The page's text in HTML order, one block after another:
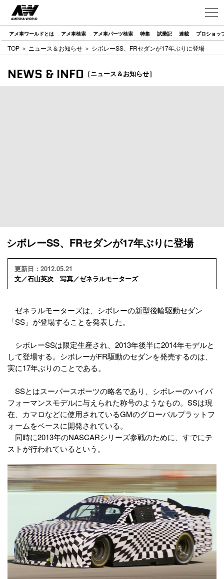
アメ車ワールドとは アメ車検索 アメ車パーツ検索 特集 試乗記 連載 プロショッ
TOP ＞ ニュース＆お知らせ ＞ シボレーSS、FRセダンが17年ぶりに登場
NEWS & INFO ［ニュース＆お知らせ］
シボレーSS、FRセダンが17年ぶりに登場
更新日：2012.05.21
文／石山英次 写真／ゼネラルモーターズ
ゼネラルモーターズは、シボレーの新型後輪駆動セダン
「SS」が登場することを発表した。
シボレーSSは限定生産され、2013年後半に2014年モデルと
して登場する。シボレーがFR駆動のセダンを発売するのは、
実に17年ぶりのことである。
SSとはスーパースポーツの略名であり、シボレーのハイパ
フォーマンスモデルに与えられた称号のようなもの。SSは現
在、カマロなどに使用されているGMのグローバルプラットフ
ォームをベースに開発されている。
同時に2013年のNASCARシリーズ参戦のために、すでにテ
ストが行われているという。